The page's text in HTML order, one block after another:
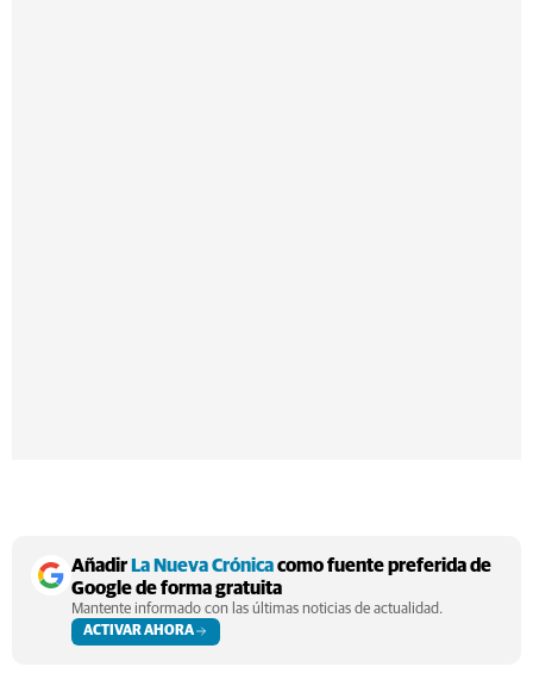
AñadirLa Nueva Crónicacomo fuente preferida de
Google de forma gratuita
Mantente informado con las últimas noticias de actualidad.
ACTIVAR AHORA